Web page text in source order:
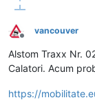
Deconectat
vancouver
Alstom Traxx Nr.
Calatori. Acum
https://